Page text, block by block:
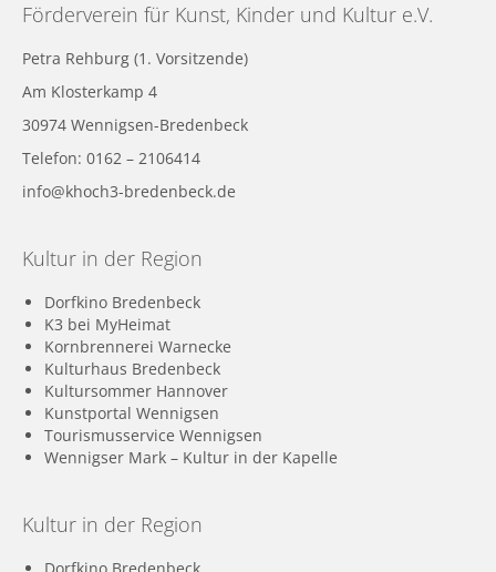
Förderverein für Kunst, Kinder und Kultur e.V.
Petra Rehburg (1. Vorsitzende)
Am Klosterkamp 4
30974 Wennigsen-Bredenbeck
Telefon: 0162 – 2106414
info@khoch3-bredenbeck.de
Kultur in der Region
Dorfkino Bredenbeck
K3 bei MyHeimat
Kornbrennerei Warnecke
Kulturhaus Bredenbeck
Kultursommer Hannover
Kunstportal Wennigsen
Tourismusservice Wennigsen
Wennigser Mark – Kultur in der Kapelle
Kultur in der Region